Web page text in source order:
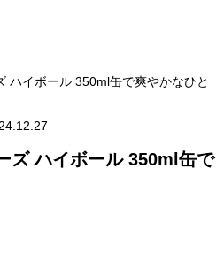
ハイボール 350ml缶で爽やかなひと
ズ ハイボール 350ml缶で